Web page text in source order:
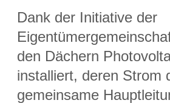
Dank der Initiative der
den Dächern
installiert, deren Strom
gemeinsame